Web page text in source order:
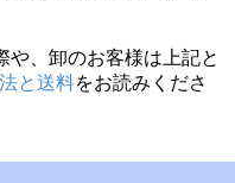
や、卸のお客様は上記と
と送料をお読みくださ